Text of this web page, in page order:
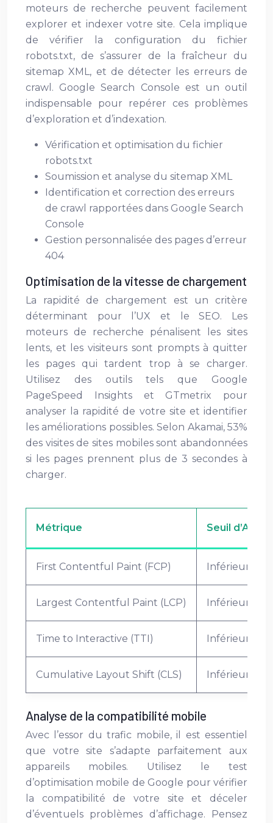
moteurs de recherche peuvent facilement
explorer et indexer votre site. Cela implique
de vérifier la configuration du fichier
robots.txt, de s’assurer de la fraîcheur du
sitemap XML, et de détecter les erreurs de
crawl. Google Search Console est un outil
indispensable pour repérer ces problèmes
d’exploration et d’indexation.
Vérification et optimisation du fichier
robots.txt
Soumission et analyse du sitemap XML
Identification et correction des erreurs
de crawl rapportées dans Google Search
Console
Gestion personnalisée des pages d’erreur
404
Optimisation de la vitesse de chargement
La rapidité de chargement est un critère
déterminant pour l’UX et le SEO. Les
moteurs de recherche pénalisent les sites
lents, et les visiteurs sont prompts à quitter
les pages qui tardent trop à se charger.
Utilisez des outils tels que Google
PageSpeed Insights et GTmetrix pour
analyser la rapidité de votre site et identifier
les améliorations possibles. Selon Akamai, 53%
des visites de sites mobiles sont abandonnées
si les pages prennent plus de 3 secondes à
charger.
Métrique Seuil
First Contentful Paint (FCP) Inférieur à
Largest Contentful Paint (LCP) Inférieur à
Time to Interactive (TTI) Inférieur à
Cumulative Layout Shift (CLS) Inférieur à 0.1
Analyse de la compatibilité mobile
Avec l’essor du trafic mobile, il est essentiel
que votre site s’adapte parfaitement aux
appareils mobiles. Utilisez le test
d’optimisation mobile de Google pour vérifier
la compatibilité de votre site et déceler
d’éventuels problèmes d’affichage. Pensez